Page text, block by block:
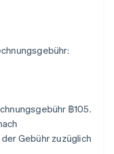
฿105.
Gebühr zuzüglich